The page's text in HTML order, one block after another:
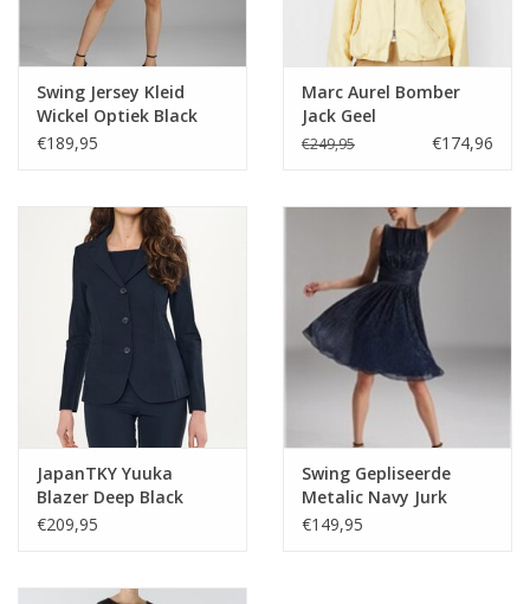
Swing Jersey Kleid
Wickel Optiek Black
€189,95
Marc Aurel Bomber
Jack Geel
€249,95 €174,96
JapanTKY Yuuka
Blazer Deep Black
€209,95
Swing Gepliseerde
Metalic Navy Jurk
€149,95